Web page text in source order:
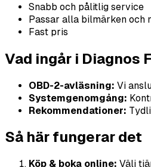
Snabb och pålitlig service
Passar alla bilmärken och
Fast pris
Vad ingår i Diagnos
OBD-2-avläsning: Vi
Systemgenomgång:
Rekommendationer:
Så här fungerar det
Köp & boka online: Välj